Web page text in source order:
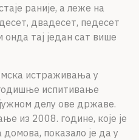
раније, а леже на
двадесет, педесет
тај један сат више
истраживања у
испитивање
делу ове државе.
из 2008. године, које је
показало је да у